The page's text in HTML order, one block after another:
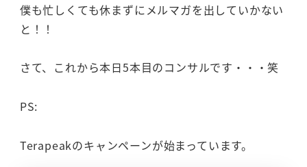
僕も忙しくても休まずにメルマガを出していかない
と！！
さて、これから本日5本目のコンサルです・・・笑
PS:
Terapeakのキャンペーンが始まっています。